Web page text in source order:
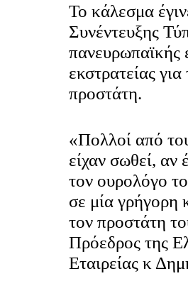
Το κάλεσμα
Συνέντευξης
πανευρωπαϊκής
εκστρατείας
προστάτη.
«Πολλοί από
είχαν σωθεί, αν
τον ουρολόγο
σε μία γρήγορη
τον προστάτη
Πρόεδρος της
Εταιρείας κ